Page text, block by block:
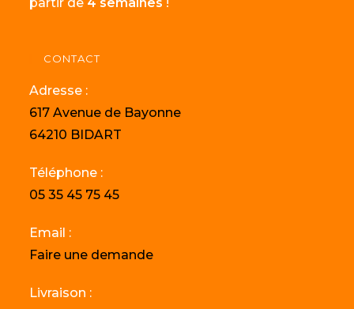
CONTACT
Adresse :
617 Avenue de Bayonne
64210 BIDART
Téléphone :
05 35 45 75 45
Email :
Faire une demande
Livraison :